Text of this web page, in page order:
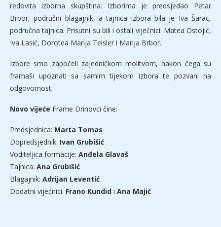
redovita izborna skupština. Izborima je predsjedao Petar
Brbor, područni blagajnik, a tajnica izbora bila je Iva Šarac,
područna tajnica. Prisutni su bili i ostali vijećnici: Matea Ostojić,
Iva Lasić, Dorotea Marija Teisler i Marija Brbor.
Izbore smo započeli zajedničkom molitvom, nakon čega su
framaši upoznati sa samim tijekom izbora te pozvani na
odgovornost.
Novo vijeće Frame Drinovci čine:
Predsjednica: Marta Tomas
Dopredsjednik: Ivan Grubišić
Voditeljica formacije: Anđela Glavaš
Tajnica: Ana Grubišić
Blagajnik: Adrijan Leventić
Dodatni vijećnici: Frano Kundid i Ana Majić